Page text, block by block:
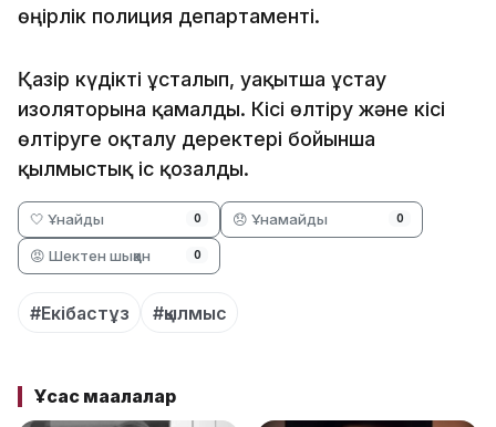
өңірлік полиция департаменті.
Қазір күдікті ұсталып, уақытша ұстау
изоляторына қамалды. Кісі өлтіру және кісі
өлтіруге оқталу деректері бойынша
қылмыстық іс қозғалды.
🤍 Ұнайды 0 😞 Ұнамайды 0
😡 Шектен шыққан 0
#Екібастұз #қылмыс
Ұқсас мақалалар